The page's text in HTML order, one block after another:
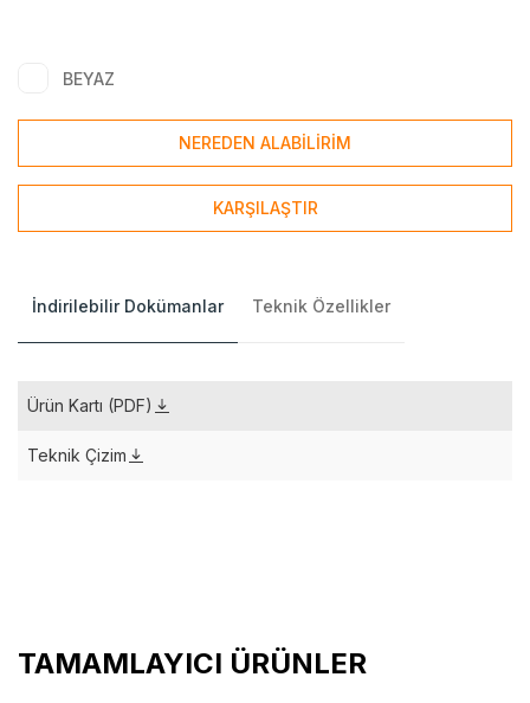
BEYAZ
NEREDEN ALABİLİRİM
KARŞILAŞTIR
İndirilebilir Dokümanlar Teknik Özellikler
Ürün Kartı (PDF)
Teknik Çizim
TAMAMLAYICI ÜRÜNLER